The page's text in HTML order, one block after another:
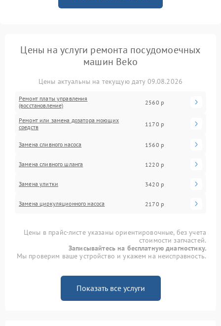
Цены на услуги ремонта посудомоечных
машин Beko
Цены актуальны на текущую дату 09.08.2026
Ремонт платы управления
(восстановление)
2560 р
Ремонт или замена дозатора моющих
средств
1170 р
Замена сливного насоса 1560 р
Замена сливного шланга 1220 р
Замена улитки 3420 р
Замена циркуляционного насоса 2170 р
Цены в прайс-листе указаны ориентировочные, без учета
стоимости запчастей.
Записывайтесь на бесплатную диагностику.
Мы проверим ваше устройство и укажем на неисправность.
Показать все услуги